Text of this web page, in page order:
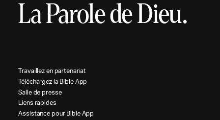
La Parole de Dieu.
Travaillezenpartenariat
Téléchargezla BibleApp
Salledepresse
Liensrapides
Assistancepour BibleApp